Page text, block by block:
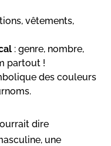
vêtements,
: genre, nombre,
partout !
des couleurs
dire
une